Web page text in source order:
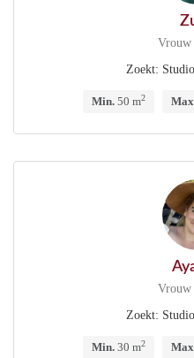
Vrouw
Zoekt:
Min. 50 m2
Vrouw
Zoekt:
Min. 30 m2